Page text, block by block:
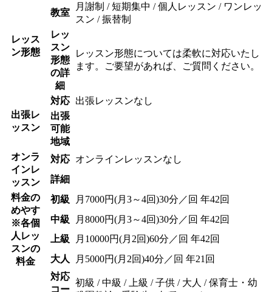
レッス
ン形態
教室
月謝制 / 短期集中 / 個人レッスン / ワンレッ
スン / 振替制
レッ
スン
形態
の詳
細
レッスン形態については柔軟に対応いたし
ます。ご要望があれば、ご質問ください。
出張レ
ッスン
対応
出張レッスンなし
出張
可能
地域
オンラ
インレ
ッスン
対応
オンラインレッスンなし
詳細
料金の
めやす
※各個
人レッ
スンの
料金
初級
月7000円(月3～4回)30分／回 年42回
中級
月8000円(月3～4回)30分／回 年42回
上級
月10000円(月2回)60分／回 年42回
大人
月5000円(月2回)40分／回 年21回
対応
コー
初級 / 中級 / 上級 / 子供 / 大人 / 保育士・幼